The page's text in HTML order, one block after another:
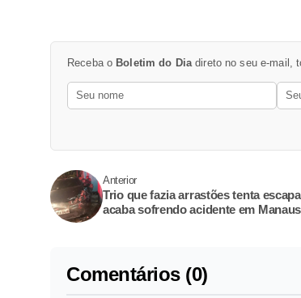
Receba o Boletim do Dia direto no seu e-mail,
Anterior
Trio que fazia arrastões tenta
acaba sofrendo acidente em Manaus
Comentários (0)